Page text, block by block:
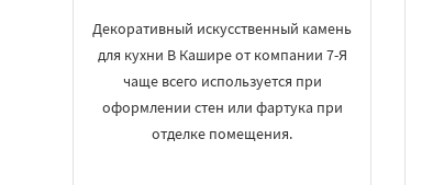
Декоративный искусственный камень
для кухни В Кашире от компании 7-Я
чаще всего используется при
оформлении стен или фартука при
отделке помещения.